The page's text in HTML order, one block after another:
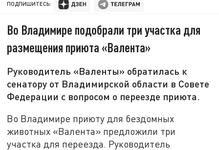
ПОДПИШИТЕСЬ:
Во Владимире подобрали три участка для
размещения приюта «Валента»
Руководитель «Валенты» обратилась к
сенатору от Владимирской области в Совете
Федерации с вопросом о переезде приюта.
Во Владимире приюту для бездомных
животных «Валента» предложили три
участка для переезда. Руководитель